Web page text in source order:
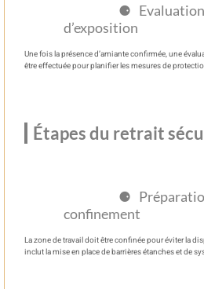
d’exposition
Une fois la présence d’amiante confirmée, une
être effectuée pour planifier les mesures de
Étapes du retrait
confinement
La zone de travail doit être confinée pour éviter la
inclut la mise en place de barrières étanches et de